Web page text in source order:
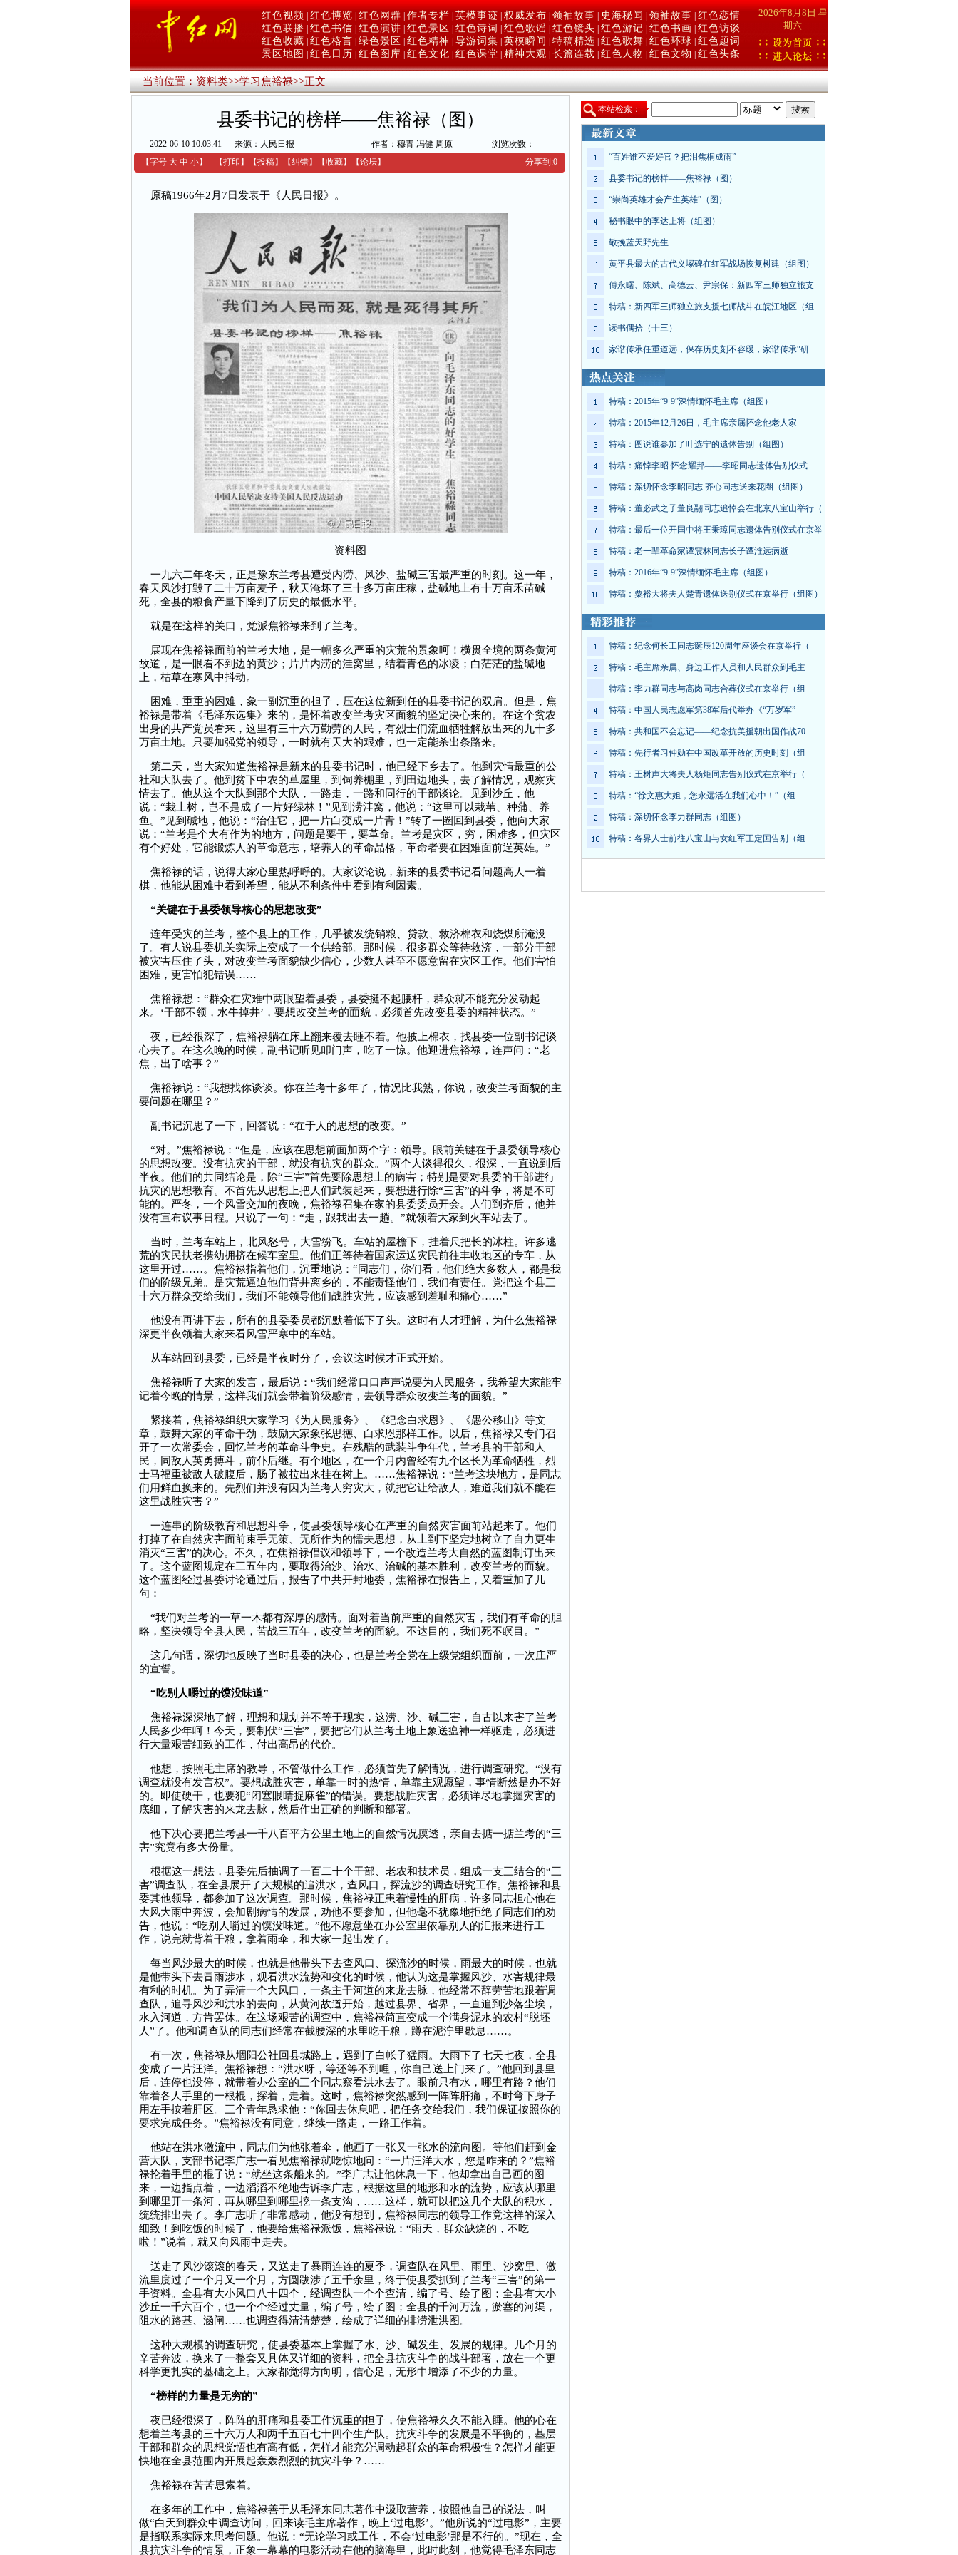
红色视频 红色博览 红色网群 作者专栏 英模事迹 权威发布 领袖故事 史海秘闻 领袖故事 红色恋情
红色联播 红色书信 红色演讲 红色景区 红色诗词 红色歌谣 红色镜头 红色游记 红色书画
红色访谈
红色收藏 红色格言 绿色景区 红色精神 导游词集 英模瞬间 特稿精选 红色歌舞 红色环球 红色题词
景区地图
红色日历 红色图库 红色文化 红色课堂 精神大观 长篇连载 红色人物 红色文物 红色头条
2026年8月8日 星
期六
当前位置：资料类>>学习焦裕禄>>正文
县委书记的榜样——焦裕禄（图）
2022-06-10 10:03:41 来源：人民日报 作者：穆青 冯健 周原
浏览次数：
【字号 大 中 小】 【打印 】 【投稿】 【纠错】 【收藏】 【论坛】 分享到:0
原稿1966年2月7日发表于《人民日报》。
资料图
一九六二年冬天，正是豫东兰考县遭受内涝、风沙、盐碱三害最严重的时刻。这一年，
春天风沙打毁了二十万亩麦子，秋天淹坏了三十多万亩庄稼，盐碱地上有十万亩禾苗碱
死，全县的粮食产量下降到了历史的最低水平。
就是在这样的关口，党派焦裕禄来到了兰考。
展现在焦裕禄面前的兰考大地，是一幅多么严重的灾荒的景象呵！横贯全境的两条黄河
故道，是一眼看不到边的黄沙；片片内涝的洼窝里，结着青色的冰凌；白茫茫的盐碱地
上，枯草在寒风中抖动。
困难，重重的困难，象一副沉重的担子，压在这位新到任的县委书记的双肩。但是，焦
裕禄是带着《毛泽东选集》来的，是怀着改变兰考灾区面貌的坚定决心来的。在这个贫农
出身的共产党员看来，这里有三十六万勤劳的人民，有烈士们流血牺牲解放出来的九十多
万亩土地。只要加强党的领导，一时就有天大的艰难，也一定能杀出条路来。
第二天，当大家知道焦裕禄是新来的县委书记时，他已经下乡去了。他到灾情最重的公
社和大队去了。他到贫下中农的草屋里，到饲养棚里，到田边地头，去了解情况，观察灾
情去了。他从这个大队到那个大队，一路走，一路和同行的干部谈论。见到沙丘，他
说：“栽上树，岂不是成了一片好绿林！”见到涝洼窝，他说：“这里可以栽苇、种蒲、养
鱼。”见到碱地，他说：“治住它，把一片白变成一片青！”转了一圈回到县委，他向大家
说：“兰考是个大有作为的地方，问题是要干，要革命。兰考是灾区，穷，困难多，但灾区
有个好处，它能锻炼人的革命意志，培养人的革命品格，革命者要在困难面前逞英雄。”
焦裕禄的话，说得大家心里热呼呼的。大家议论说，新来的县委书记看问题高人一着
棋，他能从困难中看到希望，能从不利条件中看到有利因素。
“关键在于县委领导核心的思想改变”
连年受灾的兰考，整个县上的工作，几乎被发统销粮、贷款、救济棉衣和烧煤所淹没
了。有人说县委机关实际上变成了一个供给部。那时候，很多群众等待救济，一部分干部
被灾害压住了头，对改变兰考面貌缺少信心，少数人甚至不愿意留在灾区工作。他们害怕
困难，更害怕犯错误……
焦裕禄想：“群众在灾难中两眼望着县委，县委挺不起腰杆，群众就不能充分发动起
来。‘干部不领，水牛掉井’，要想改变兰考的面貌，必须首先改变县委的精神状态。”
夜，已经很深了，焦裕禄躺在床上翻来覆去睡不着。他披上棉衣，找县委一位副书记谈
心去了。在这么晚的时候，副书记听见叩门声，吃了一惊。他迎进焦裕禄，连声问：“老
焦，出了啥事？”
焦裕禄说：“我想找你谈谈。你在兰考十多年了，情况比我熟，你说，改变兰考面貌的主
要问题在哪里？”
副书记沉思了一下，回答说：“在于人的思想的改变。”
“对。”焦裕禄说：“但是，应该在思想前面加两个字：领导。眼前关键在于县委领导核心
的思想改变。没有抗灾的干部，就没有抗灾的群众。”两个人谈得很久，很深，一直说到后
半夜。他们的共同结论是，除“三害”首先要除思想上的病害；特别是要对县委的干部进行
抗灾的思想教育。不首先从思想上把人们武装起来，要想进行除“三害”的斗争，将是不可
能的。严冬，一个风雪交加的夜晚，焦裕禄召集在家的县委委员开会。人们到齐后，他并
没有宣布议事日程。只说了一句：“走，跟我出去一趟。”就领着大家到火车站去了。
当时，兰考车站上，北风怒号，大雪纷飞。车站的屋檐下，挂着尺把长的冰柱。许多逃
荒的灾民扶老携幼拥挤在候车室里。他们正等待着国家运送灾民前往丰收地区的专车，从
这里开过……。焦裕禄指着他们，沉重地说：“同志们，你们看，他们绝大多数人，都是我
们的阶级兄弟。是灾荒逼迫他们背井离乡的，不能责怪他们，我们有责任。党把这个县三
十六万群众交给我们，我们不能领导他们战胜灾荒，应该感到羞耻和痛心……”
他没有再讲下去，所有的县委委员都沉默着低下了头。这时有人才理解，为什么焦裕禄
深更半夜领着大家来看风雪严寒中的车站。
从车站回到县委，已经是半夜时分了，会议这时候才正式开始。
焦裕禄听了大家的发言，最后说：“我们经常口口声声说要为人民服务，我希望大家能牢
记着今晚的情景，这样我们就会带着阶级感情，去领导群众改变兰考的面貌。”
紧接着，焦裕禄组织大家学习《为人民服务》、《纪念白求恩》、《愚公移山》等文
章，鼓舞大家的革命干劲，鼓励大家象张思德、白求恩那样工作。以后，焦裕禄又专门召
开了一次常委会，回忆兰考的革命斗争史。在残酷的武装斗争年代，兰考县的干部和人
民，同敌人英勇搏斗，前仆后继。有个地区，在一个月内曾经有九个区长为革命牺牲，烈
士马福重被敌人破腹后，肠子被拉出来挂在树上。……焦裕禄说：“兰考这块地方，是同志
们用鲜血换来的。先烈们并没有因为兰考人穷灾大，就把它让给敌人，难道我们就不能在
这里战胜灾害？”
一连串的阶级教育和思想斗争，使县委领导核心在严重的自然灾害面前站起来了。他们
打掉了在自然灾害面前束手无策、无所作为的懦夫思想，从上到下坚定地树立了自力更生
消灭“三害”的决心。不久，在焦裕禄倡议和领导下，一个改造兰考大自然的蓝图制订出来
了。这个蓝图规定在三五年内，要取得治沙、治水、治碱的基本胜利，改变兰考的面貌。
这个蓝图经过县委讨论通过后，报告了中共开封地委，焦裕禄在报告上，又着重加了几
句：
“我们对兰考的一草一木都有深厚的感情。面对着当前严重的自然灾害，我们有革命的胆
略，坚决领导全县人民，苦战三五年，改变兰考的面貌。不达目的，我们死不瞑目。”
这几句话，深切地反映了当时县委的决心，也是兰考全党在上级党组织面前，一次庄严
的宣誓。
“吃别人嚼过的馍没味道”
焦裕禄深深地了解，理想和规划并不等于现实，这涝、沙、碱三害，自古以来害了兰考
人民多少年呵！今天，要制伏“三害”，要把它们从兰考土地上象送瘟神一样驱走，必须进
行大量艰苦细致的工作，付出高昂的代价。
他想，按照毛主席的教导，不管做什么工作，必须首先了解情况，进行调查研究。“没有
调查就没有发言权”。要想战胜灾害，单靠一时的热情，单靠主观愿望，事情断然是办不好
的。即使硬干，也要犯“闭塞眼睛捉麻雀”的错误。要想战胜灾害，必须详尽地掌握灾害的
底细，了解灾害的来龙去脉，然后作出正确的判断和部署。
他下决心要把兰考县一千八百平方公里土地上的自然情况摸透，亲自去掂一掂兰考的“三
害”究竟有多大份量。
根据这一想法，县委先后抽调了一百二十个干部、老农和技术员，组成一支三结合的“三
害”调查队，在全县展开了大规模的追洪水，查风口，探流沙的调查研究工作。焦裕禄和县
委其他领导，都参加了这次调查。那时候，焦裕禄正患着慢性的肝病，许多同志担心他在
大风大雨中奔波，会加剧病情的发展，劝他不要参加，但他毫不犹豫地拒绝了同志们的劝
告，他说：“吃别人嚼过的馍没味道。”他不愿意坐在办公室里依靠别人的汇报来进行工
作，说完就背着干粮，拿着雨伞，和大家一起出发了。
每当风沙最大的时候，也就是他带头下去查风口、探流沙的时候，雨最大的时候，也就
是他带头下去冒雨涉水，观看洪水流势和变化的时候，他认为这是掌握风沙、水害规律最
有利的时机。为了弄清一个大风口，一条主干河道的来龙去脉，他经常不辞劳苦地跟着调
查队，追寻风沙和洪水的去向，从黄河故道开始，越过县界、省界，一直追到沙落尘埃，
水入河道，方肯罢休。在这场艰苦的调查中，焦裕禄简直变成一个满身泥水的农村“脱坯
人”了。他和调查队的同志们经常在截腰深的水里吃干粮，蹲在泥泞里歇息……。
有一次，焦裕禄从堌阳公社回县城路上，遇到了白帐子猛雨。大雨下了七天七夜，全县
变成了一片汪洋。焦裕禄想：“洪水呀，等还等不到哩，你自己送上门来了。”他回到县里
后，连停也没停，就带着办公室的三个同志察看洪水去了。眼前只有水，哪里有路？他们
靠着各人手里的一根棍，探着，走着。这时，焦裕禄突然感到一阵阵肝痛，不时弯下身子
用左手按着肝区。三个青年恳求他：“你回去休息吧，把任务交给我们，我们保证按照你的
要求完成任务。”焦裕禄没有同意，继续一路走，一路工作着。
他站在洪水激流中，同志们为他张着伞，他画了一张又一张水的流向图。等他们赶到金
营大队，支部书记李广志一看见焦裕禄就吃惊地问：“一片汪洋大水，您是咋来的？”焦裕
禄抡着手里的棍子说：“就坐这条船来的。”李广志让他休息一下，他却拿出自己画的图
来，一边指点着，一边滔滔不绝地告诉李广志，根据这里的地形和水的流势，应该从哪里
到哪里开一条河，再从哪里到哪里挖一条支沟，……这样，就可以把这几个大队的积水，
统统排出去了。李广志听了非常感动，他没有想到，焦裕禄同志的领导工作竟这样的深入
细致！到吃饭的时候了，他要给焦裕禄派饭，焦裕禄说：“雨天，群众缺烧的，不吃
啦！”说着，就又向风雨中走去。
送走了风沙滚滚的春天，又送走了暴雨连连的夏季，调查队在风里、雨里、沙窝里、激
流里度过了一个月又一个月，方圆跋涉了五千余里，终于使县委抓到了兰考“三害”的第一
手资料。全县有大小风口八十四个，经调查队一个个查清，编了号、绘了图；全县有大小
沙丘一千六百个，也一个个经过丈量，编了号，绘了图；全县的千河万流，淤塞的河渠，
阻水的路基、涵闸……也调查得清清楚楚，绘成了详细的排涝泄洪图。
这种大规模的调查研究，使县委基本上掌握了水、沙、碱发生、发展的规律。几个月的
辛苦奔波，换来了一整套又具体又详细的资料，把全县抗灾斗争的战斗部署，放在一个更
科学更扎实的基础之上。大家都觉得方向明，信心足，无形中增添了不少的力量。
“榜样的力量是无穷的”
夜已经很深了，阵阵的肝痛和县委工作沉重的担子，使焦裕禄久久不能入睡。他的心在
想着兰考县的三十六万人和两千五百七十四个生产队。抗灾斗争的发展是不平衡的，基层
干部和群众的思想觉悟也有高有低，怎样才能充分调动起群众的革命积极性？怎样才能更
快地在全县范围内开展起轰轰烈烈的抗灾斗争？……
焦裕禄在苦苦思索着。
在多年的工作中，焦裕禄善于从毛泽东同志著作中汲取营养，按照他自己的说法，叫
做“白天到群众中调查访问，回来读毛主席著作，晚上‘过电影’。”他所说的“过电影”，主要
是指联系实际来思考问题。他说：“无论学习或工作，不会‘过电影’那是不行的。”现在，全
县抗灾斗争的情景，正象一幕幕的电影活动在他的脑海里，此时此刻，他觉得毛泽东同志
本站检索：
“百姓谁不爱好官？把泪焦桐成雨”
县委书记的榜样——焦裕禄（图）
“崇尚英雄才会产生英雄”（图）
秘书眼中的李达上将（组图）
敬挽蓝天野先生
黄平县最大的古代义塚碑在红军战场恢复树建（组图）
傅永曙、陈斌、高德云、尹宗保：新四军三师独立旅支
特稿：新四军三师独立旅支援七师战斗在皖江地区（组
读书偶拾（十三）
家谱传承任重道远，保存历史刻不容缓，家谱传承“研
特稿：2015年“9·9”深情缅怀毛主席（组图）
特稿：2015年12月26日，毛主席亲属怀念他老人家
特稿：图说谁参加了叶选宁的遗体告别（组图）
特稿：痛悼李昭 怀念耀邦——李昭同志遗体告别仪式
特稿：深切怀念李昭同志 齐心同志送来花圈（组图）
特稿：董必武之子董良翮同志追悼会在北京八宝山举行（
特稿：最后一位开国中将王秉璋同志遗体告别仪式在京举
特稿：老一辈革命家谭震林同志长子谭淮远病逝
特稿：2016年“9·9”深情缅怀毛主席（组图）
特稿：粟裕大将夫人楚青遗体送别仪式在京举行（组图）
特稿：纪念何长工同志诞辰120周年座谈会在京举行（
特稿：毛主席亲属、身边工作人员和人民群众到毛主
特稿：李力群同志与高岗同志合葬仪式在京举行（组
特稿：中国人民志愿军第38军后代举办《“万岁军”
特稿：共和国不会忘记——纪念抗美援朝出国作战70
特稿：先行者习仲勋在中国改革开放的历史时刻（组
特稿：王树声大将夫人杨炬同志告别仪式在京举行（
特稿：“徐文惠大姐，您永远活在我们心中！”（组
特稿：深切怀念李力群同志（组图）
特稿：各界人士前往八宝山与女红军王定国告别（组